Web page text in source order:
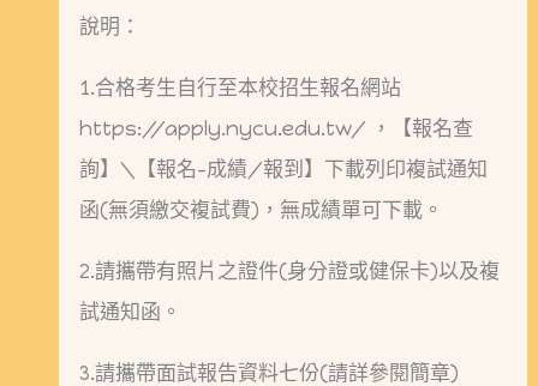
說明：
1.合格考生自行至本校招生報名網站
https://apply.nycu.edu.tw/ ，【報名查
詢】\【報名-成績/報到】下載列印複試通知
函(無須繳交複試費)，無成績單可下載。
2.請攜帶有照片之證件(身分證或健保卡)以及複
試通知函。
3.請攜帶面試報告資料七份(請詳參閱簡章)